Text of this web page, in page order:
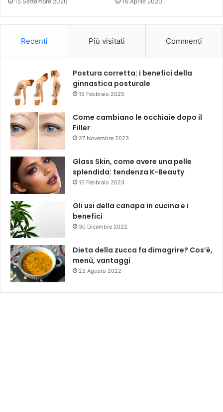
Recenti Più visitati Commenti
Postura corretta: i benefici della
ginnastica posturale
15 Febbraio 2025
Come cambiano le occhiaie dopo il
Filler
27 Novembre 2023
Glass Skin, come avere una pelle
splendida: tendenza K-Beauty
15 Febbraio 2023
Gli usi della canapa in cucina e i
benefici
30 Dicembre 2022
Dieta della zucca fa dimagrire? Cos’è,
menù, vantaggi
22 Agosto 2022